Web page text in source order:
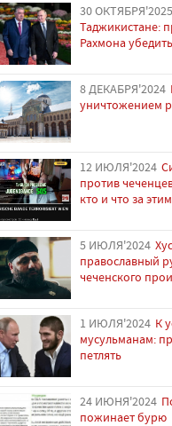
30 ОКТЯБРЯ'2025
Таджикистане:
Рахмона
8 ДЕКАБРЯ'2024
уничтожением
12 ИЮЛЯ'2024
против
кто и что за
5 ИЮЛЯ'2024
православный
чеченского
1 ИЮЛЯ'2024 К
мусульманам:
петлять
24 ИЮНЯ'2024
пожинает бурю